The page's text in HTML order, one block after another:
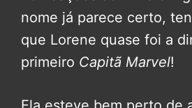
nome já parece certo,
que Lorene quase foi a
primeiro Capitã Marvel!